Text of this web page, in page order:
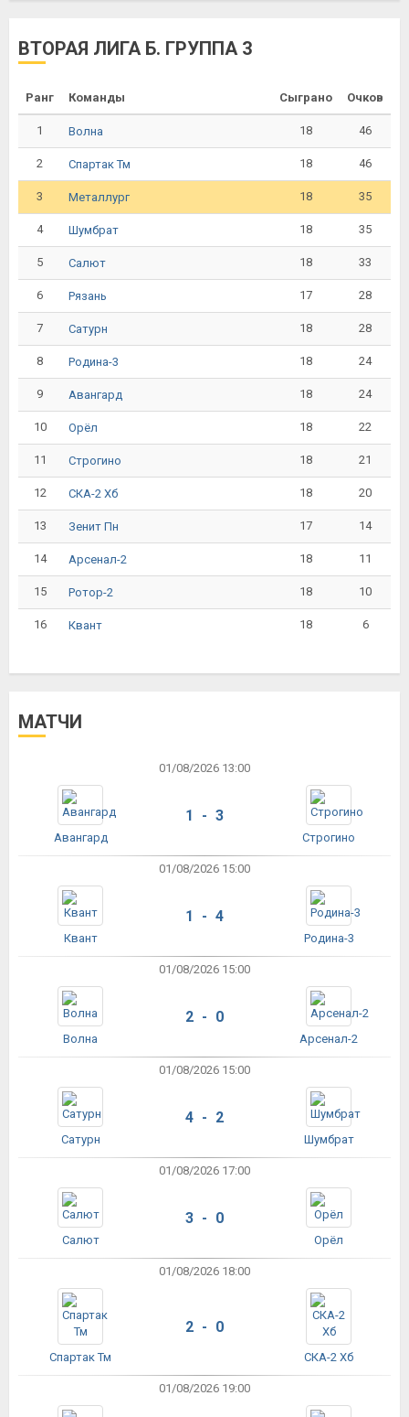
ВТОРАЯ ЛИГА Б. ГРУППА 3
Ранг Команды Сыграно Очков
1 Волна 18 46
2 Спартак Тм 18 46
3 Металлург 18 35
4 Шумбрат 18 35
5 Салют 18 33
6 Рязань 17 28
7 Сатурн 18 28
8 Родина-3 18 24
9 Авангард 18 24
10 Орёл 18 22
11 Строгино 18 21
12 СКА-2 Хб 18 20
13 Зенит Пн 17 14
14 Арсенал-2 18 11
15 Ротор-2 18 10
16 Квант 18 6
МАТЧИ
01/08/2026 13:00
Авангард
1 - 3
Строгино
01/08/2026 15:00
Квант
1 - 4
Родина-3
01/08/2026 15:00
Волна
2 - 0
Арсенал-2
01/08/2026 15:00
Сатурн
4 - 2
Шумбрат
01/08/2026 17:00
Салют
3 - 0
Орёл
01/08/2026 18:00
Спартак Тм
2 - 0
СКА-2 Хб
01/08/2026 19:00